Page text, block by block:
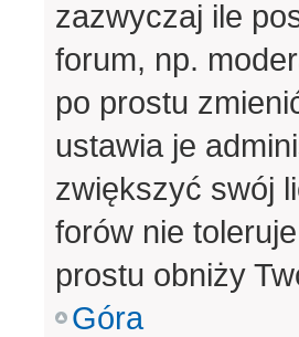
zazwyczaj ile
forum, np.
po prostu
ustawia je
zwiększyć swój
forów nie
prostu obniży
Góra